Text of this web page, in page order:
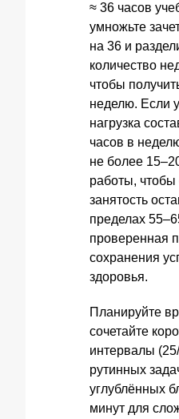
≈ 36 часов
умножьте
на 36 и
количество
чтобы
неделю. Если
нагрузка
часов в
не более
работы,
занятость
пределах
проверенная
сохранения
здоровья.
Планируйте
сочетайте
интервалы
рутинных
углублённых
минут для